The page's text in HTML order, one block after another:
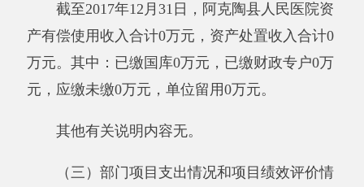
辅助活动之外开展非独立核算经营活动取得的收
入。
附属单位缴款：指事业单位附属的独立核算
单位按有关规定上缴的收入。
其他收入：指除上述“财政拨款收入”、“事
得的收入。